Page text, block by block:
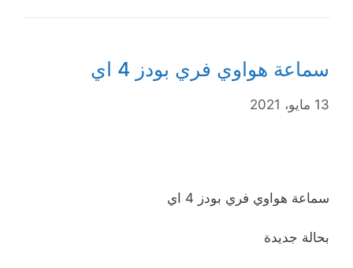
سماعة هواوي فري بودز 4 اي
13 مايو، 2021
سماعة هواوي فري بودز 4 اي
بحالة جديدة